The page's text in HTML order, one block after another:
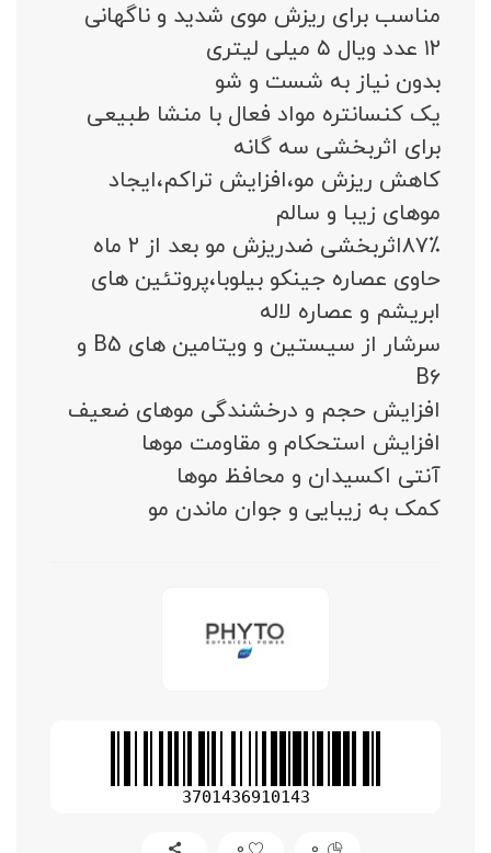
مناسب برای ریزش موی شدید و ناگهانی
۱۲ عدد ویال ۵ میلی لیتری
بدون نیاز به شست و شو
یک کنسانتره مواد فعال با منشا طبیعی
برای اثربخشی سه گانه
کاهش ریزش مو،افزایش تراکم،ایجاد
موهای زیبا و سالم
۸۷٪اثربخشی ضدریزش مو بعد از ۲ ماه
حاوی عصاره جینکو بیلوبا،پروتئین های
ابریشم و عصاره لاله
سرشار از سیستین و ویتامین های B5 و
B6
افزایش حجم و درخشندگی موهای ضعیف
افزایش استحکام و مقاومت موها
آنتی اکسیدان و محافظ موها
کمک به زیبایی و جوان ماندن مو
3701436910143